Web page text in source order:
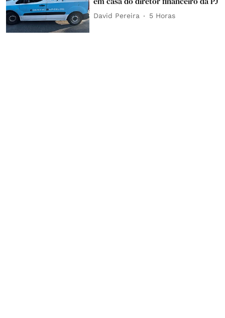
David Pereira 5 Horas